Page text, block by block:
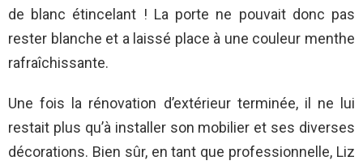
de blanc étincelant ! La porte ne pouvait donc pas
rester blanche et a laissé place à une couleur menthe
rafraîchissante.
Une fois la rénovation d’extérieur terminée, il ne lui
restait plus qu’à installer son mobilier et ses diverses
décorations. Bien sûr, en tant que professionnelle, Liz